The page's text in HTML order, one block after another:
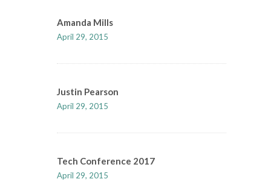
Amanda Mills
April 29, 2015
Justin Pearson
April 29, 2015
Tech Conference 2017
April 29, 2015